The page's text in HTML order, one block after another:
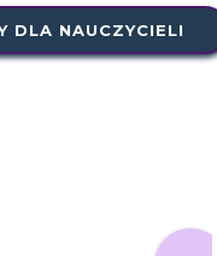
DLA NAUCZYCIELI